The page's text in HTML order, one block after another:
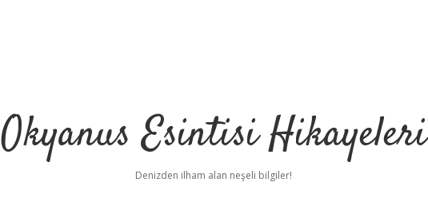
Okyanus Esintisi Hikayeleri
Denizden ilham alan neşeli bilgiler!